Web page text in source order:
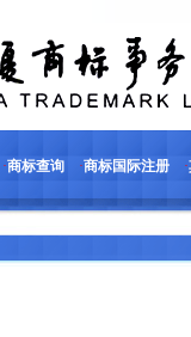
·商标查询 ·商标国际注册 ·